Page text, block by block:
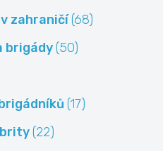
zahraničí(68)
brigády(50)
(17)
(22)